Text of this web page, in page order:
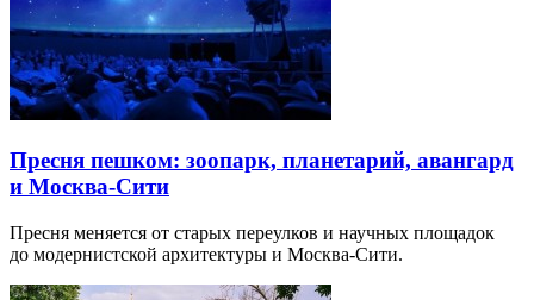
Пресня пешком: зоопарк, планетарий, авангард
и Москва-Сити
Пресня меняется от старых переулков и научных площадок
до модернистской архитектуры и Москва-Сити.